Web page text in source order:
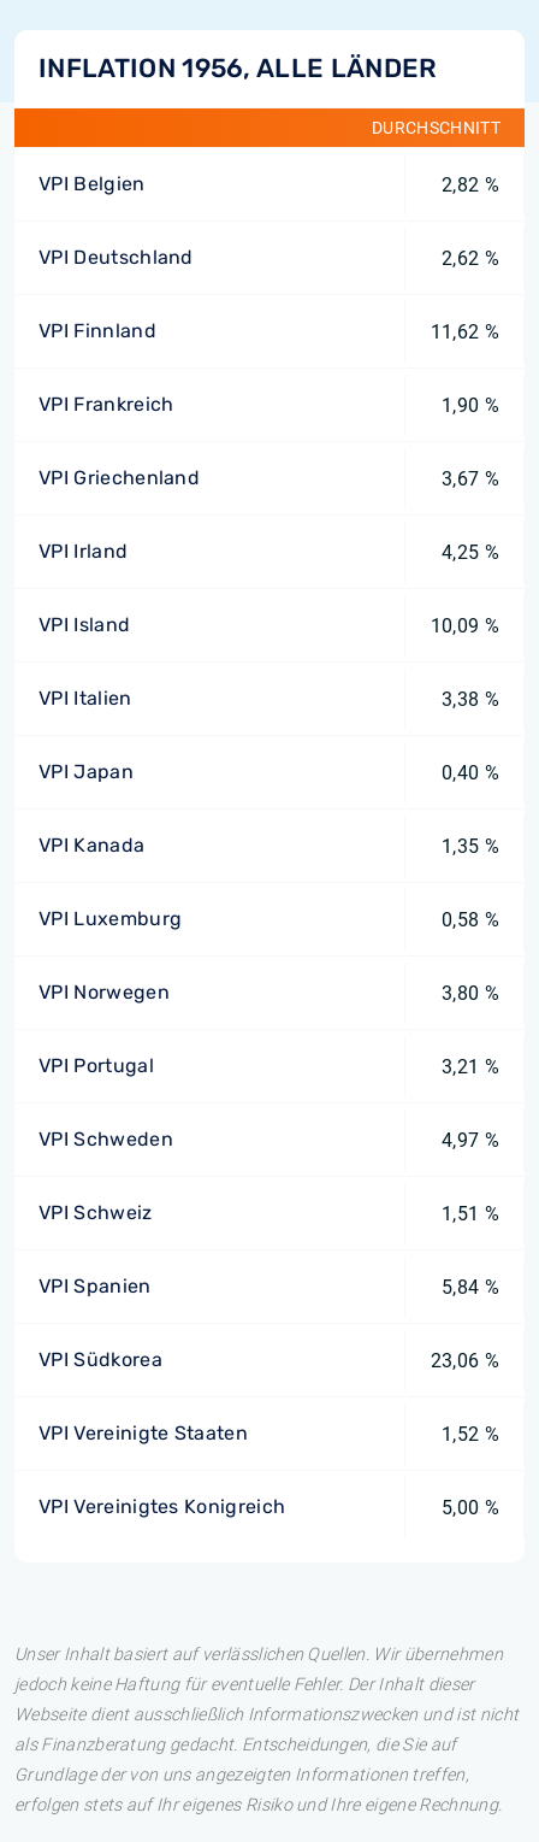
INFLATION 1956, ALLE LÄNDER
DURCHSCHNITT
VPI Belgien 2,82 %
VPI Deutschland 2,62 %
VPI Finnland 11,62 %
VPI Frankreich 1,90 %
VPI Griechenland 3,67 %
VPI Irland 4,25 %
VPI Island 10,09 %
VPI Italien 3,38 %
VPI Japan 0,40 %
VPI Kanada 1,35 %
VPI Luxemburg 0,58 %
VPI Norwegen 3,80 %
VPI Portugal 3,21 %
VPI Schweden 4,97 %
VPI Schweiz 1,51 %
VPI Spanien 5,84 %
VPI Südkorea 23,06 %
VPI Vereinigte Staaten 1,52 %
VPI Vereinigtes Konigreich 5,00 %
Unser Inhalt basiert auf verlässlichen Quellen. Wir übernehmen
jedoch keine Haftung für eventuelle Fehler. Der Inhalt dieser
Webseite dient ausschließlich Informationszwecken und ist nicht
als Finanzberatung gedacht. Entscheidungen, die Sie auf
Grundlage der von uns angezeigten Informationen treffen,
erfolgen stets auf Ihr eigenes Risiko und Ihre eigene Rechnung.